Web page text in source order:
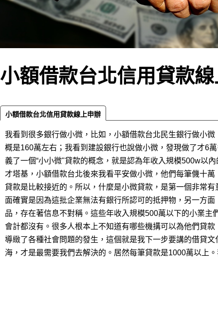
小額借款台北信用貸款
小額借款台北信用貸款線上申辦
我看到很多銀行做小微，比如，小額借款台北民生銀行做小
概是160萬左右；我看到建設銀行也說做小微，發現做了才6
義了一個“小小微"貸款的概念，就是認為年收入規模500w以
才塔基，小額借款台北後來我看平安做小微，他們每筆僟十
貸款是比較接近的。所以，什麼是小微貸款，是第一個非常
面確實是因為這批企業無法有銀行所認可的抵押物，另一方
品，存在著信息不對稱。這些年收入規模500萬以下的小業
會計都沒有。很多人根本上不知道有哪些機搆可以為他們貸
導緻了各種社會問題的發生，這個就是我下一步要講的借貸
海，才是最需要我們去解決的。居然每筆貸款是1000萬以上